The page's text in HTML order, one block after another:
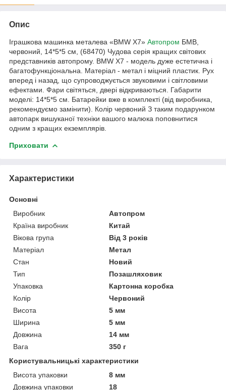
Опис
Іграшкова машинка металева «BMW X7» Автопром БМВ,
червоний, 14*5*5 см, (68470) Чудова серія кращих світових
представників автопрому. BMW X7 - модель дуже естетична і
багатофункціональна. Матеріал - метал і міцний пластик. Рух
вперед і назад, що супроводжується звуковими і світловими
ефектами. Фари світяться, двері відкриваються. Габарити
моделі: 14*5*5 см. Батарейки вже в комплекті (від виробника,
рекомендуємо замінити). Колір червоний З таким подарунком
автопарк вишуканої техніки вашого малюка поповнитися
одним з кращих екземплярів.
Приховати
Характеристики
Основні
Виробник
Автопром
Країна виробник
Китай
Вікова група
Від 3 років
Матеріал
Метал
Стан
Новий
Тип
Позашляховик
Упаковка
Картонна коробка
Колір
Червоний
Висота
5 мм
Ширина
5 мм
Довжина
14 мм
Вага
350 г
Користувальницькі характеристики
Висота упаковки
8 мм
Довжина упаковки
18